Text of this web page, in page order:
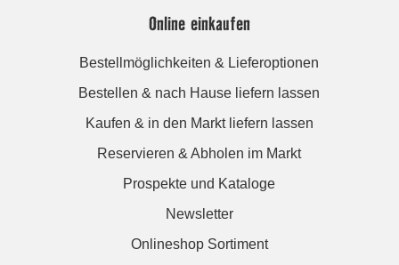
Online einkaufen
Bestellmöglichkeiten & Lieferoptionen
Bestellen & nach Hause liefern lassen
Kaufen & in den Markt liefern lassen
Reservieren & Abholen im Markt
Prospekte und Kataloge
Newsletter
Onlineshop Sortiment